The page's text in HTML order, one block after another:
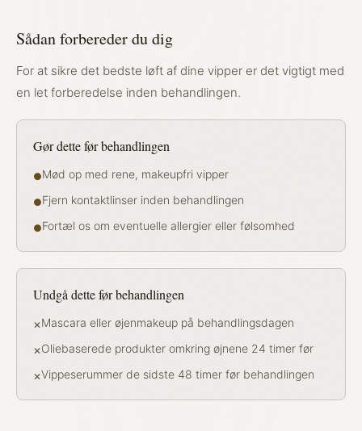
Sådan forbereder du dig
For at sikre det bedste løft af dine vipper er det vigtigt med
en let forberedelse inden behandlingen.
Gør dette før behandlingen
●Mød op med rene, makeupfri vipper
●Fjern kontaktlinser inden behandlingen
●Fortæl os om eventuelle allergier eller følsomhed
Undgå dette før behandlingen
✕Mascara eller øjenmakeup på behandlingsdagen
✕Oliebaserede produkter omkring øjnene 24 timer før
✕Vippeserummer de sidste 48 timer før behandlingen